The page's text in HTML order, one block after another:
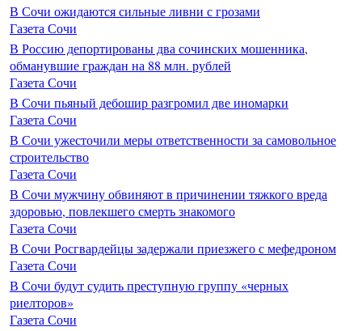
В Сочи ожидаются сильные ливни с грозами
Газета Сочи
В Россию депортированы два сочинских мошенника,
обманувшие граждан на 88 млн. рублей
Газета Сочи
В Сочи пьяный дебошир разгромил две иномарки
Газета Сочи
В Сочи ужесточили меры ответственности за самовольное
строительство
Газета Сочи
В Сочи мужчину обвиняют в причинении тяжкого вреда
здоровью, повлекшего смерть знакомого
Газета Сочи
В Сочи Росгвардейцы задержали приезжего с мефедроном
Газета Сочи
В Сочи будут судить преступную группу «черных
риелторов»
Газета Сочи